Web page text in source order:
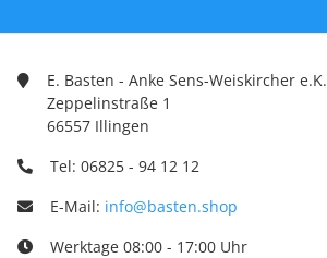
E. Basten - Anke Sens-Weiskircher e.K.
Zeppelinstraße 1
66557 Illingen
Tel: 06825 - 94 12 12
E-Mail: info@basten.shop
Werktage 08:00 - 17:00 Uhr